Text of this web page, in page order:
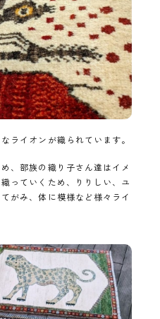
ライオンが織られています。
、部族の織り子さん達はイメ
っていくため、りりしい、ユ
がみ、体に模様など様々ライ